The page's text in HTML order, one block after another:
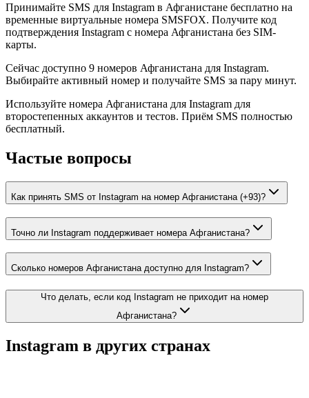
Принимайте SMS для Instagram в Афганистане бесплатно на
временные виртуальные номера SMSFOX. Получите код
подтверждения Instagram с номера Афганистана без SIM-
карты.
Сейчас доступно 9 номеров Афганистана для Instagram.
Выбирайте активный номер и получайте SMS за пару минут.
Используйте номера Афганистана для Instagram для
второстепенных аккаунтов и тестов. Приём SMS полностью
бесплатный.
Частые вопросы
Как принять SMS от Instagram на номер Афганистана (+93)?
Точно ли Instagram поддерживает номера Афганистана?
Сколько номеров Афганистана доступно для Instagram?
Что делать, если код Instagram не приходит на номер
Афганистана?
Instagram в других странах